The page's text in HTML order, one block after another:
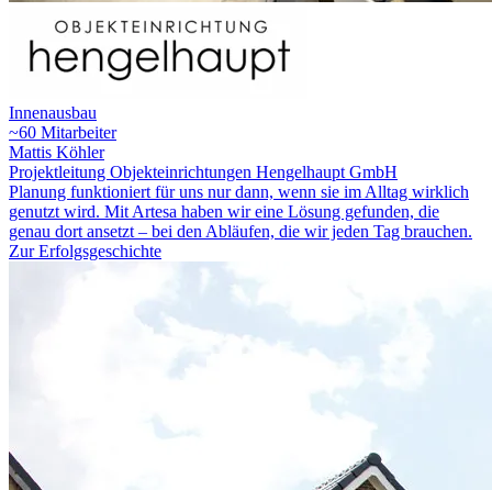
Innenausbau
~60 Mitarbeiter
Mattis Köhler
Projektleitung Objekteinrichtungen Hengelhaupt GmbH
Planung funktioniert für uns nur dann, wenn sie im Alltag wirklich
genutzt wird. Mit Artesa haben wir eine Lösung gefunden, die
genau dort ansetzt – bei den Abläufen, die wir jeden Tag brauchen.
Zur Erfolgsgeschichte